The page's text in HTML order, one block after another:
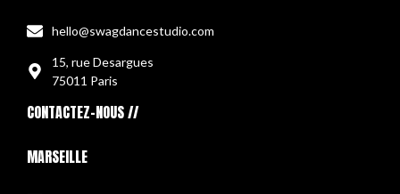
hello@swagdancestudio.com
15, rue Desargues
75011 Paris
CONTACTEZ-NOUS //
MARSEILLE